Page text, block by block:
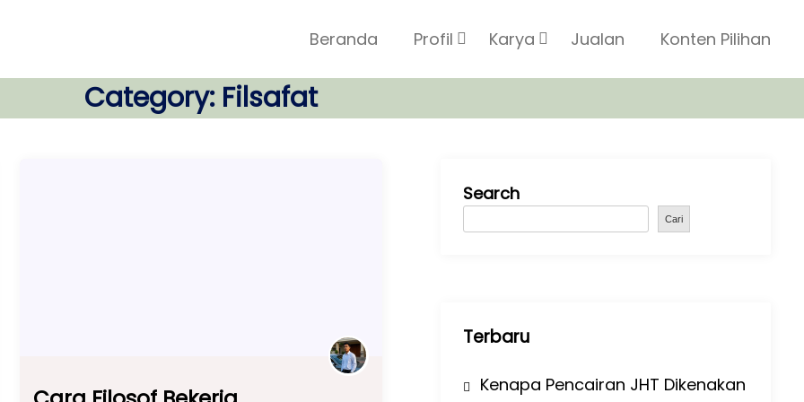
Beranda Profil Karya Jualan Konten Pilihan
Category: Filsafat
Search
Cari
Terbaru
Kenapa Pencairan JHT Dikenakan